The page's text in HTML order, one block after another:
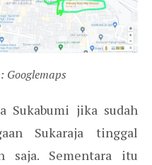
Googlemaps
Sukabumi jika sudah
Sukaraja tinggal
saja. Sementara itu